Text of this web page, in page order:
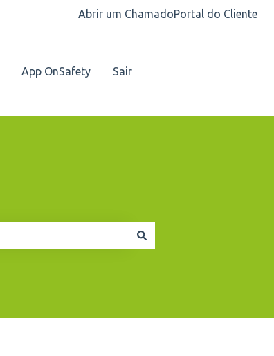
Abrir um ChamadoPortal do Cliente
App OnSafety Sair